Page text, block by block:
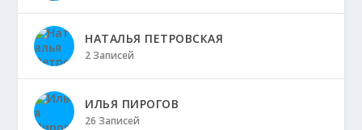
НАТАЛЬЯ ПЕТРОВСКАЯ
2 Записей
ИЛЬЯ ПИРОГОВ
26 Записей